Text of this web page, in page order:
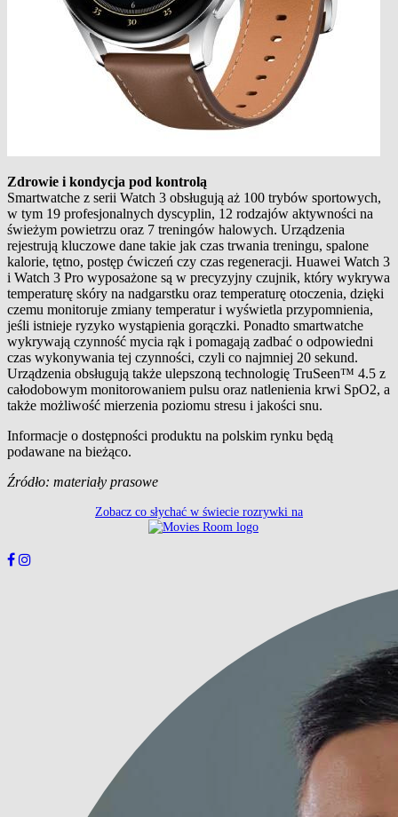
Zdrowie i kondycja pod kontrolą
Smartwatche z serii Watch 3 obsługują aż 100 trybów sportowych,
w tym 19 profesjonalnych dyscyplin, 12 rodzajów aktywności na
świeżym powietrzu oraz 7 treningów halowych. Urządzenia
rejestrują kluczowe dane takie jak czas trwania treningu, spalone
kalorie, tętno, postęp ćwiczeń czy czas regeneracji. Huawei Watch 3
i Watch 3 Pro wyposażone są w precyzyjny czujnik, który wykrywa
temperaturę skóry na nadgarstku oraz temperaturę otoczenia, dzięki
czemu monitoruje zmiany temperatur i wyświetla przypomnienia,
jeśli istnieje ryzyko wystąpienia gorączki. Ponadto smartwatche
wykrywają czynność mycia rąk i pomagają zadbać o odpowiedni
czas wykonywania tej czynności, czyli co najmniej 20 sekund.
Urządzenia obsługują także ulepszoną technologię TruSeen™ 4.5 z
całodobowym monitorowaniem pulsu oraz natlenienia krwi SpO2, a
także możliwość mierzenia poziomu stresu i jakości snu.
Informacje o dostępności produktu na polskim rynku będą
podawane na bieżąco.
Źródło: materiały prasowe
Zobacz co słychać w świecie rozrywki na